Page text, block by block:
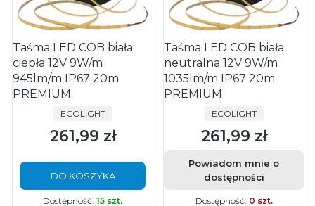
Taśma LED COB biała
ciepła 12V 9W/m
945lm/m IP67 20m
PREMIUM
PRODUCENT
ECOLIGHT
Cena
261,99 zł
DO KOSZYKA
Dostępność: 15 szt.
Taśma LED COB biała
neutralna 12V 9W/m
1035lm/m IP67 20m
PREMIUM
PRODUCENT
ECOLIGHT
Cena
261,99 zł
Powiadom mnie o
dostępności
Dostępność: 0 szt.